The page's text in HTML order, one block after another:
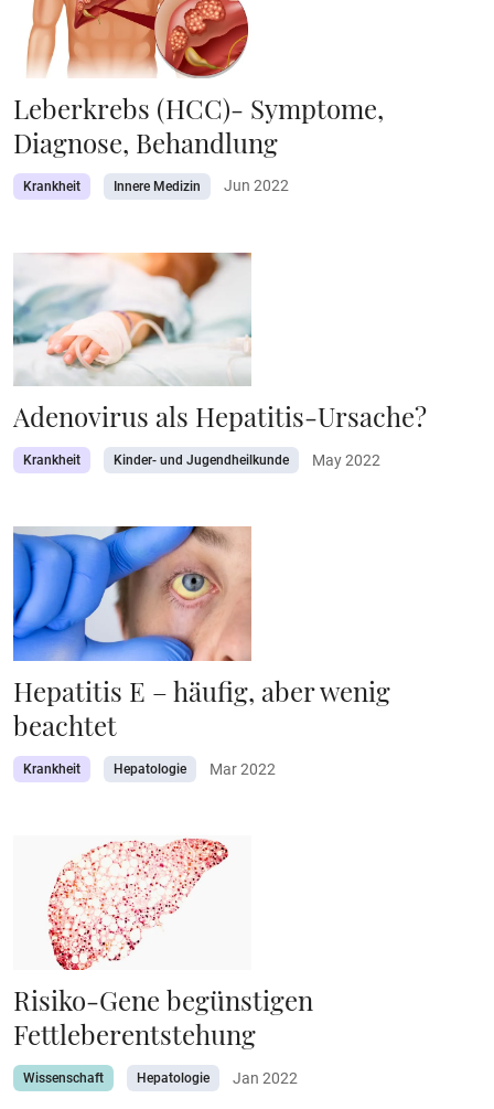
Leberkrebs (HCC)- Symptome,
Diagnose, Behandlung
Krankheit Innere Medizin Jun 2022
Adenovirus als Hepatitis-Ursache?
Krankheit Kinder- und Jugendheilkunde May 2022
Hepatitis E – häufig, aber wenig
beachtet
Krankheit Hepatologie Mar 2022
Risiko-Gene begünstigen
Fettleberentstehung
Wissenschaft Hepatologie Jan 2022